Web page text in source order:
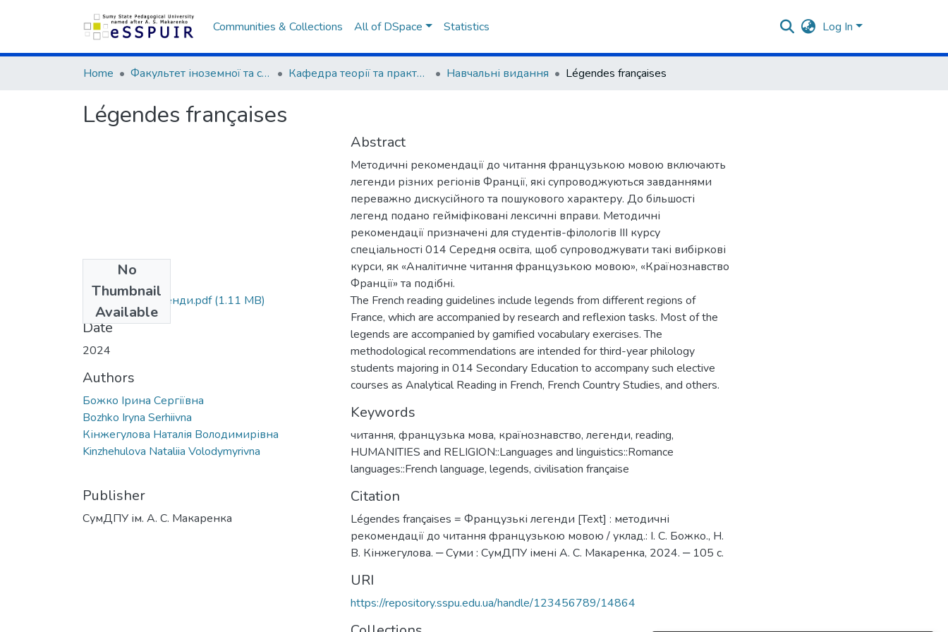
Communities & Collections All of DSpace Statistics Log In
Home Факультет іноземної та слов’янської філології Кафедра теорії та практики романо-германських мов Навчальні видання Légendes françaises
Légendes françaises
No
Thumbnail
Available
Французькі легенди.pdf(1.11 MB)
Date
2024
Authors
Божко Ірина Сергіївна
Bozhko Iryna Serhiivna
Кінжегулова Наталія Володимирівна
Kinzhehulova Nataliia Volodymyrivna
Publisher
СумДПУ ім. А. С. Макаренка
Abstract
Методичні рекомендації до читання французькою мовою включають
легенди різних регіонів Франції, які супроводжуються завданнями
переважно дискусійного та пошукового характеру. До більшості
легенд подано гейміфіковані лексичні вправи. Методичні
рекомендації призначені для студентів-філологів ІІІ курсу
спеціальності 014 Середня освіта, щоб супроводжувати такі вибіркові
курси, як «Аналітичне читання французькою мовою», «Країнознавство
Франції» та подібні.
The French reading guidelines include legends from different regions of
France, which are accompanied by research and reflexion tasks. Most of the
legends are accompanied by gamified vocabulary exercises. The
methodological recommendations are intended for third-year philology
students majoring in 014 Secondary Education to accompany such elective
courses as Analytical Reading in French, French Country Studies, and others.
Keywords
читання, французька мова, країнознавство, легенди, reading,
HUMANITIES and RELIGION::Languages and linguistics::Romance
languages::French language, legends, civilisation française
Citation
Légendes françaises = Французькі легенди [Text] : методичні
рекомендації до читання французькою мовою / уклад.: І. С. Божко., Н.
В. Кінжегулова. ‒ Суми : СумДПУ імені А. С. Макаренка, 2024. ‒ 105 с.
URI
https://repository.sspu.edu.ua/handle/123456789/14864